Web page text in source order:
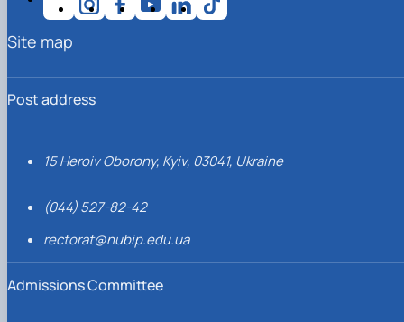
Post address
15 Heroiv Oborony, Kyiv, 03041, Ukraine
(044) 527-82-42
rectorat@nubip.edu.ua
Admissions Committee
Site map